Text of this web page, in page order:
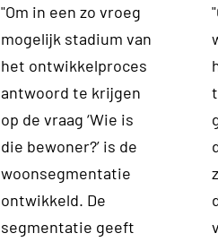
"Om in een zo vroeg
mogelijk stadium van
het ontwikkelproces
antwoord te krijgen
op de vraag ‘Wie is
die bewoner?’ is de
woonsegmentatie
ontwikkeld. De
segmentatie geeft